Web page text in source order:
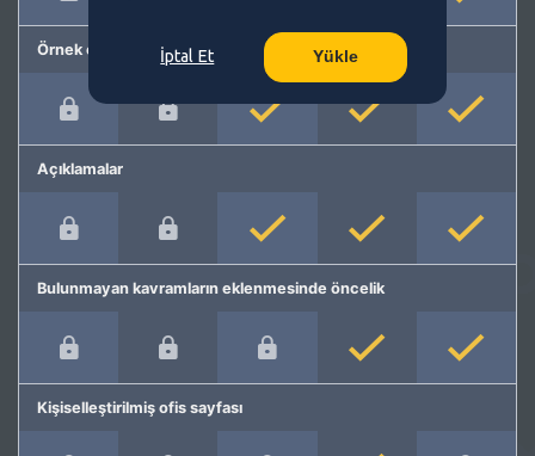
Örnek cümleler
Açıklamalar
Bulunmayan kavramların eklenmesinde öncelik
Kişiselleştirilmiş ofis sayfası
İptal Et Yükle